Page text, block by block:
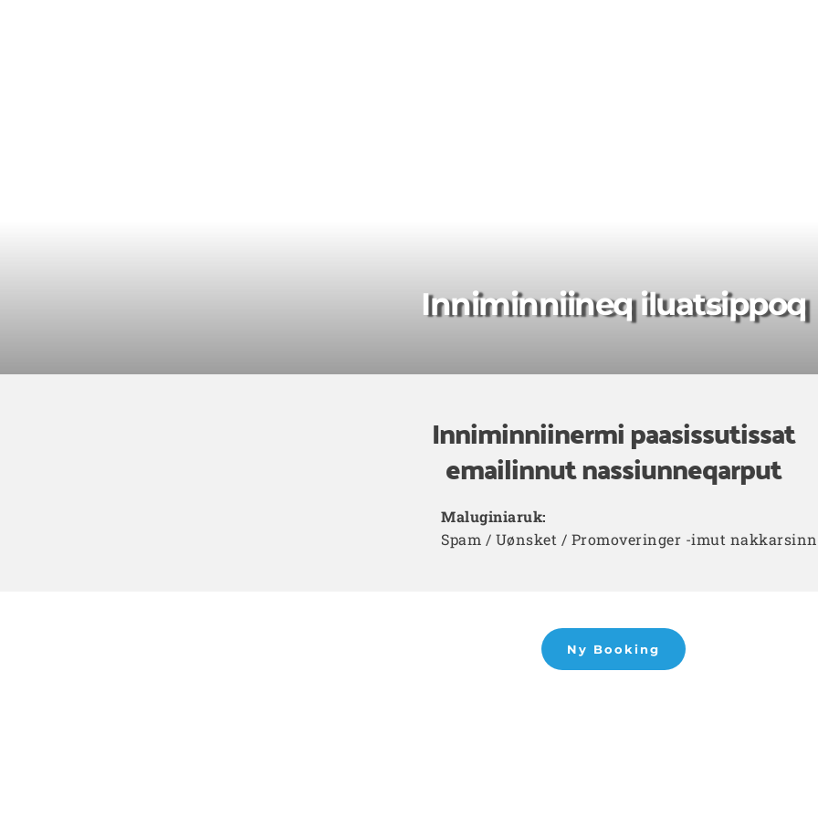
Inniminniineq iluatsippoq
Inniminniinermi paasissutissat
emailinnut nassiunneqarput
Maluginiaruk:
Spam / Uønsket / Promoveringer -imut
Ny Booking